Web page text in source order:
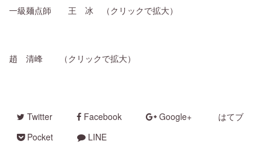
一級麺点師 王 冰 （クリックで拡大）
趙 清峰 （クリックで拡大）
Twitter Facebook Google+
はてブ
Pocket
LINE